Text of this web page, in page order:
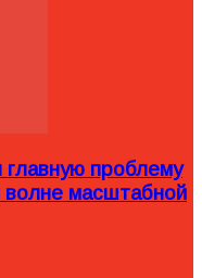
главную проблему
волне масштабной